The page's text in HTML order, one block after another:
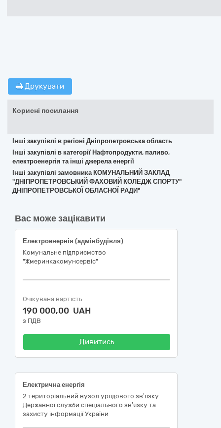
Друкувати
Корисні посилання
Інші закупівлі в регіоні Дніпропетровська область
Інші закупівлі в категорії Нафтопродукти, паливо,
електроенергія та інші джерела енергії
Інші закупівлі замовника КОМУНАЛЬНИЙ ЗАКЛАД
"ДНІПРОПЕТРОВСЬКИЙ ФАХОВИЙ КОЛЕДЖ СПОРТУ"
ДНІПРОПЕТРОВСЬКОЇ ОБЛАСНОЇ РАДИ"
Вас може зацікавити
Електроенернія (адмінбудівля)
Комунальне підприємство
"Жмеринкакомунсервіс"
Очікувана вартість
190 000,00 UAH
з ПДВ
Дивитись
Електрична енергія
2 територіальний вузол урядового зв’язку
Державної служби спеціального зв’язку та
захисту інформації України